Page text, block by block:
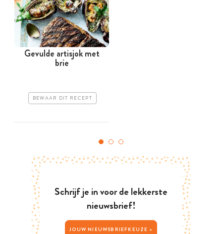
Gevulde artisjok met
brie
BEWAAR DIT RECEPT
Schrijf je in voor de lekkerste
nieuwsbrief!
JOUW NIEUWSBRIEFKEUZE >